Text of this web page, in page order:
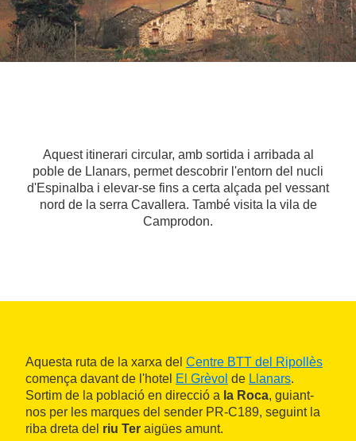
Aquest itinerari circular, amb sortida i arribada al
poble de Llanars, permet descobrir l'entorn del nucli
d'Espinalba i elevar-se fins a certa alçada pel vessant
nord de la serra Cavallera. També visita la vila de
Camprodon.
Aquesta ruta de la xarxa del Centre BTT del Ripollès
comença davant de l'hotel El Grèvol de Llanars.
Sortim de la població en direcció a la Roca, guiant-
nos per les marques del sender PR-C189, seguint la
riba dreta del riu Ter aigües amunt.